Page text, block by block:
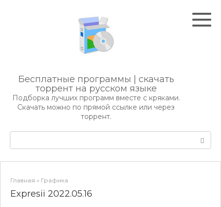
Бесплатные программы | скачать
торрент на русском языке
Подборка лучших программ вместе с кряками.
Скачать можно по прямой ссылке или через
торрент.
Главная » Графика
Expresii 2022.05.16